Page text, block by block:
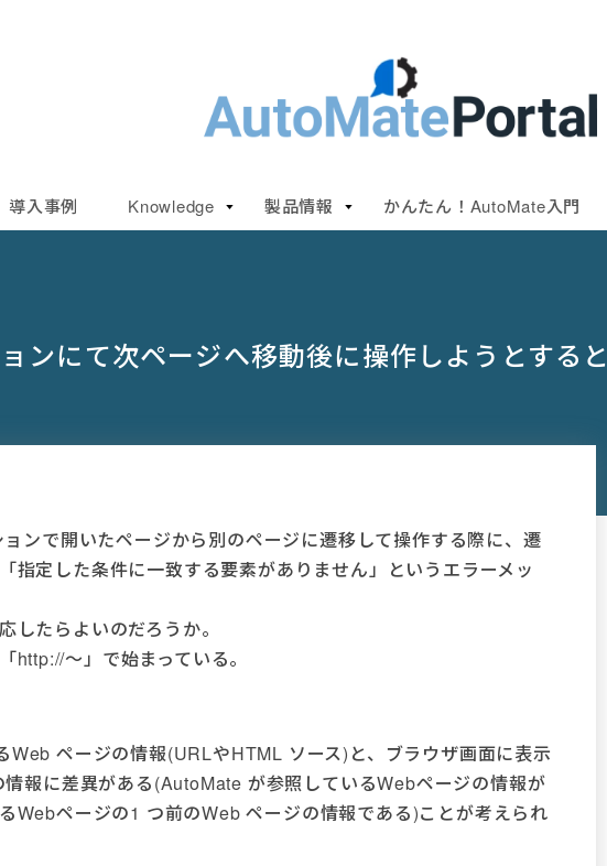
導入事例 Knowledge 製品情報 かんたん！AutoMate入門
ンにて次ページへ移動後に操作しようとすると
ョンで開いたページから別のページに遷移して操作する際に、遷
指定した条件に一致する要素がありません」というエラーメッ
したらよいのだろうか。
http://～」で始まっている。
Web ページの情報(URLやHTML ソース)と、ブラウザ画面に表示
報に差異がある(AutoMate が参照しているWebページの情報が
Webページの1 つ前のWeb ページの情報である)ことが考えられ